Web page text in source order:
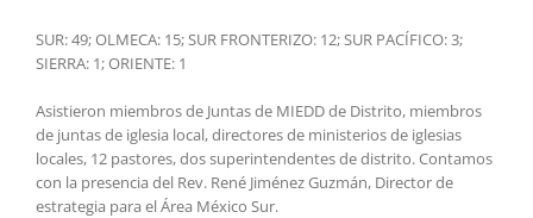
SUR: 49; OLMECA: 15; SUR FRONTERIZO: 12; SUR PACÍFICO: 3;
SIERRA: 1; ORIENTE: 1
Asistieron miembros de Juntas de MIEDD de Distrito, miembros
de juntas de iglesia local, directores de ministerios de iglesias
locales, 12 pastores, dos superintendentes de distrito. Contamos
con la presencia del Rev. René Jiménez Guzmán, Director de
estrategia para el Área México Sur.